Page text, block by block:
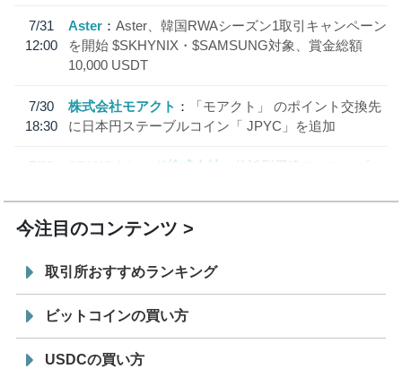
7/31
12:00
Aster
Aster、韓国RWAシーズン1取引キャンペーン
を開始 $SKHYNIX・$SAMSUNG対象、賞金総額
10,000 USDT
7/30
18:30
株式会社モアクト
「モアクト」 のポイント交換先
に日本円ステーブルコイン「 JPYC」を追加
7/29
SBI VCトレード株式会社
信託型円建てステーブル
今注目のコンテンツ
取引所おすすめランキング
ビットコインの買い方
USDCの買い方